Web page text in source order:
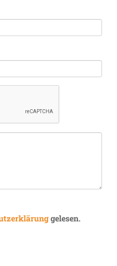
gelesen.